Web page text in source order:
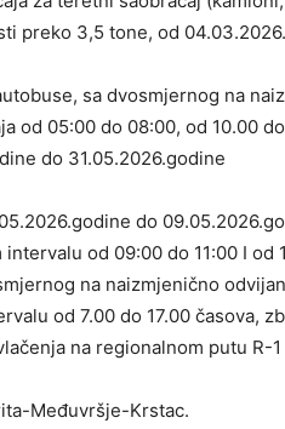
preko 3,5 tone, od
sa dvosmjernog na
od 05:00 do 08:00, od 10.00
do 31.05.2026.godine
do
od 09:00 do 11:00 I od
na naizmjenično
od 7.00 do 17.00 časova,
na regionalnom putu R-
Međuvršje-Krstac.